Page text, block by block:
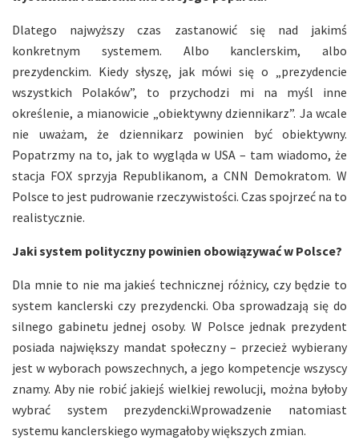
Dlatego najwyższy czas zastanowić się nad jakimś
konkretnym systemem. Albo kanclerskim, albo
prezydenckim. Kiedy słyszę, jak mówi się o „prezydencie
wszystkich Polaków”, to przychodzi mi na myśl inne
określenie, a mianowicie „obiektywny dziennikarz”. Ja wcale
nie uważam, że dziennikarz powinien być obiektywny.
Popatrzmy na to, jak to wygląda w USA – tam wiadomo, że
stacja FOX sprzyja Republikanom, a CNN Demokratom. W
Polsce to jest pudrowanie rzeczywistości. Czas spojrzeć na to
realistycznie.
Jaki system polityczny powinien obowiązywać w Polsce?
Dla mnie to nie ma jakieś technicznej różnicy, czy będzie to
system kanclerski czy prezydencki. Oba sprowadzają się do
silnego gabinetu jednej osoby. W Polsce jednak prezydent
posiada największy mandat społeczny – przecież wybierany
jest w wyborach powszechnych, a jego kompetencje wszyscy
znamy. Aby nie robić jakiejś wielkiej rewolucji, można byłoby
wybrać system prezydencki.Wprowadzenie natomiast
systemu kanclerskiego wymagałoby większych zmian.